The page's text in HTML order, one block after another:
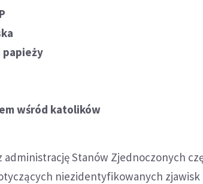
wśród katolików
administrację Stanów Zjednoczonych
niezidentyfikowanych zjawisk